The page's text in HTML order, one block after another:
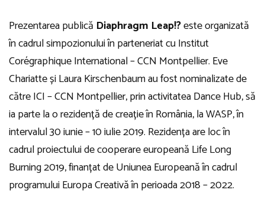
Prezentarea publică Diaphragm Leap!?este organizată
în cadrul simpozionului în parteneriat cu Institut
Corégraphique International – CCN Montpellier. Eve
Chariatte și Laura Kirschenbaum au fost nominalizate de
către ICI – CCN Montpellier, prin activitatea Dance Hub, să
ia parte la o rezidență de creație în România, la WASP, în
intervalul 30 iunie – 10 iulie 2019. Rezidența are loc în
cadrul proiectului de cooperare europeană Life Long
Burning 2019, finanțat de Uniunea Europeană în cadrul
programului Europa Creativă în perioada 2018 – 2022.